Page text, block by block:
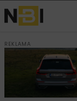
REKLAMA